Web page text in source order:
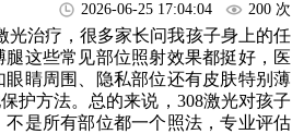
2026-06-25 17:04:04 200 次
光治疗，很多家长问我孩子身上的任
这些常见部位照射效果都挺好，医
睛周围、隐私部位还有皮肤特别薄
护方法。总的来说，308激光对孩子
是所有部位都一个照法，专业评估